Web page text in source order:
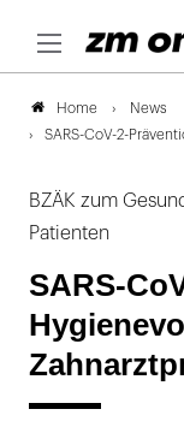
Home
News
SARS-CoV-2-
BZÄK zum
Patienten
SARS-